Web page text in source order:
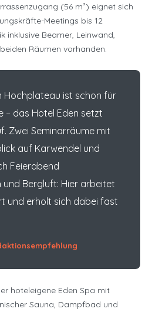
(56 m²) eignet sich
Meetings bis 12
inklusive Beamer, Leinwand,
Räumen vorhanden.
Hochplateau ist schon für
– das Hotel Eden setzt
Zwei Seminarräume mit
auf Karwendel und
Feierabend
und Bergluft: Hier arbeitet
und erholt sich dabei fast
hoteleigene Eden Spa mit
Sauna, Dampfbad und